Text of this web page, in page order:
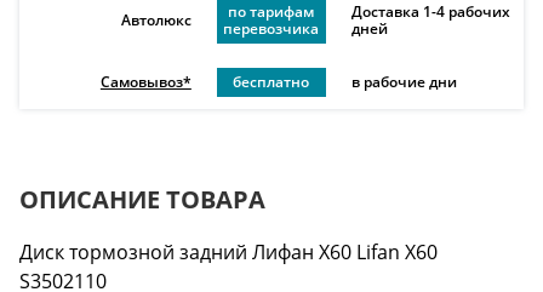
Автолюкс
по тарифам
перевозчика
Доставка 1-4 рабочих
дней
Самовывоз* бесплатно в рабочие дни
ОПИСАНИЕ ТОВАРА
Диск тормозной задний Лифан Х60 Lifan X60
S3502110